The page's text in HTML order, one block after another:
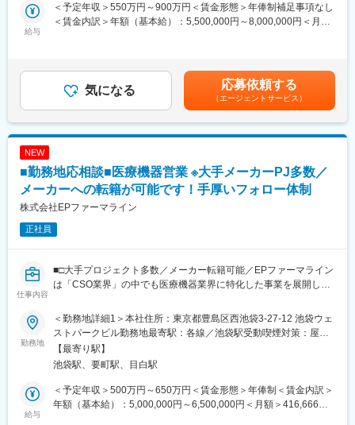
長期的な視点での相談も可能です。ぜひ頼ってください。
こそ実現ができていることであり、強みの部分です。
変更の範囲：会社の定める業務
浅い方もMRとしてスキルが身に着く環境です。外資製薬メーカー
やバイオベンチャーとの繋がりが強く最先端の医薬品に携われる
■充実したサポート体制：
配属後は担当マネージャーが丁寧に支援します。日々の仕事の悩
みや、キャリア形成の相談等、伴走者として活躍をサポートしま
す。また知識・スキルレベルを上げるために様々な研修をご用意
しています。
■エリアを跨ぐ転勤なし：
初任地希望だけでなく、エリアを跨いでの転勤はございません。
2ndプロジェクト以降も希望や適性に応じて、アサインを検討い
たします。
■明確な評価制度：
自身の成果や頑張りが客観的に評価され、年収に反映されます。
また、在籍年数が増えると永年勤続報奨金や四半期一時金などの
手当もアップします。つまり、やりがいや努力がきちんと報われ
【キャリアパス】
入社後は希望や経験に応じたプロジェクトに配属します。メーカ
ーからオファーを受けた場合、メーカーに転籍することも可能で
す。オファーや延長依頼があったとしても、別のプロジェクトに
談を通じて、その時々に応じたプロジェクトを提示するなどフレ
キシブルにキャリアが形成できます。その他、本社部門（マネー
給与
＜予定年収＞550万円～900万円＜賃金形態＞年俸制補足事項なし
＜賃金内訳＞年額（基本給）：5,500,000円～8,000,000円＜月額
支給）※ただし支給条件があります賃金はあくまでも目安の金額で
あり、選考を通じて上下する可能性があります。月給(月額)は固定
気になる 応募依頼する
（エージェントサービス）
NEW
■勤務地応相談■医療機器営業 ※大手メーカーPJ多数／
メーカーへの転籍が可能です！手厚いフォロー体制
株式会社EPファーマライン
正社員
仕事内容
■□大手プロジェクト多数／メーカー転籍可能／EPファーマライン
は「CSO業界」の中でも医療機器業界に特化した事業を展開して
■募集概要：
EPファーマラインは「CSO業界」の中でも医療機器業界に特化し
た事業を展開している、国内でも数少ない大手企業です！現在医
療業界での営業経験をお持ちの方を対象に、医療機器の営業担当
を募集しております。
当社では大手メーカーの案件を数多く保有しており、カテーテ
ル、検査機器、電子カルテ、中には医療系Saas製品など幅広いア
勤務地
＜勤務地詳細1＞本社住所：東京都豊島区西池袋3-27-12 池袋ウェ
ストパークビル勤務地最寄駅：各線／池袋駅受動喫煙対策：屋内
全面禁煙＜勤務地詳細2＞全国勤務(希望勤務地考慮)住所：全国に
営業所がございます。配属先は入社後に確定します。希望勤務地
より異なります。）変更の範囲：会社の定める事業所
【最寄り駅】
池袋駅、要町駅、目白駅
給与
＜予定年収＞500万円～650万円＜賃金形態＞年俸制＜賃金内訳＞
年額（基本給）：5,000,000円～6,500,000円＜月額＞416,666円